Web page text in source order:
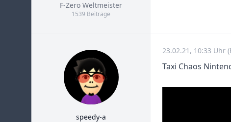
TitleF-Zero Weltmeister
1539 Beiträge
speedy-a
23.02.21, 10:33 Uhr
Taxi Chaos